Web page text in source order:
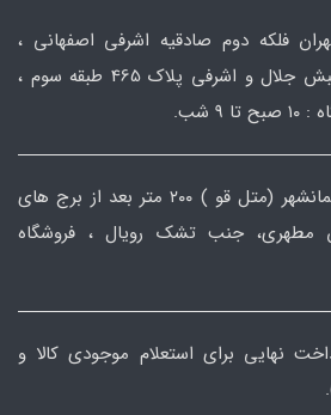
فلکه دوم صادقیه اشرفی اصفهانی ،
ابتدای جلال آل احمد ، نبش جلال و اشرفی پلاک 465 طبقه سوم ،
شعبه دوم : مازندران ، سلمانشهر (متل قو ) ۲۰۰ متر بعد از برج های
مطهری، جنب تشک رویال ، فروشگاه
نهایی برای استعلام موجودی کالا و